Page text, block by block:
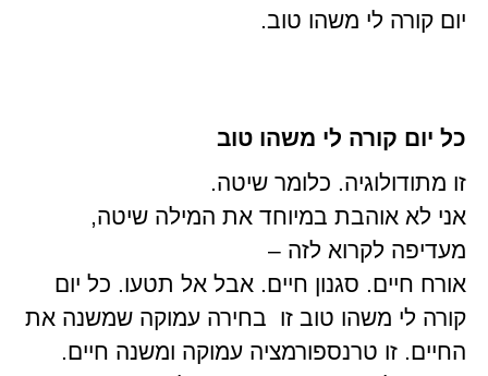
יום קורה לי משהו טוב.
כל יום קורה לי משהו טוב
זו מתודולוגיה. כלומר שיטה.
אני לא אוהבת במיוחד את המילה שיטה,
מעדיפה לקרוא לזה –
אורח חיים. סגנון חיים. אבל אל תטעו. כל יום
קורה לי משהו טוב זו בחירה עמוקה שמשנה את
החיים. זו טרנספורמציה עמוקה ומשנה חיים.